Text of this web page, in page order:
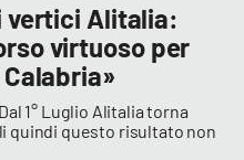
vertici Alitalia:
virtuoso per
1° Luglio Alitalia torna
quindi questo risultato non